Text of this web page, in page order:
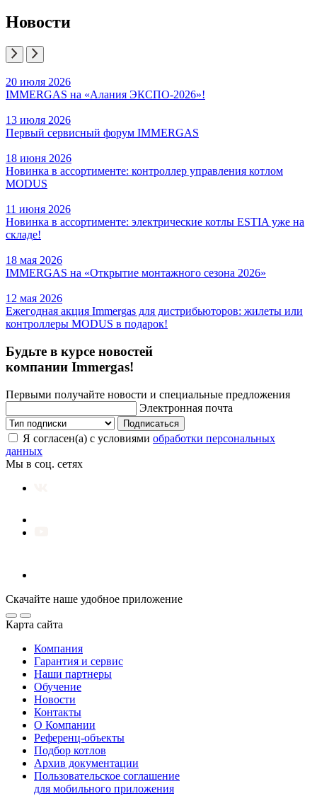
Новости
20 июля 2026
IMMERGAS на «Алания ЭКСПО‑2026»!
13 июля 2026
Первый сервисный форум IMMERGAS
18 июня 2026
Новинка в ассортименте: контроллер управления котлом
MODUS
11 июня 2026
Новинка в ассортименте: электрические котлы ESTIA уже на
складе!
18 мая 2026
IMMERGAS на «Открытие монтажного сезона 2026»
12 мая 2026
Ежегодная акция Immergas для дистрибьюторов: жилеты или
контроллеры MODUS в подарок!
Будьте в курсе новостей
компании Immergas!
Первыми получайте новости и специальные предложения
Электронная почта
Подписаться
Я согласен(а) с условиями обработки персональных
данных
Мы в соц. сетях
Скачайте наше удобное приложение
Карта сайта
Компания
Гарантия и сервис
Наши партнеры
Обучение
Новости
Контакты
О Компании
Референц-объекты
Подбор котлов
Архив документации
Пользовательское соглашение
для мобильного приложения